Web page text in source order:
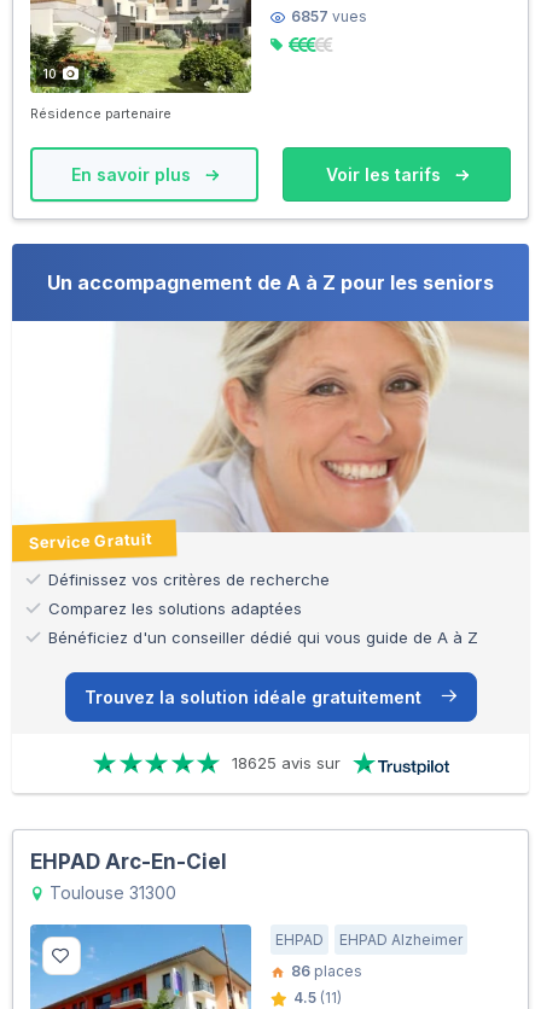
10
6857 vues
Résidence partenaire
En savoir plus Voir les tarifs
Un accompagnement de A à Z pour les seniors
Service Gratuit
Définissez vos critères de recherche
Comparez les solutions adaptées
Bénéficiez d'un conseiller dédié qui vous guide de A à Z
Trouvez la solution idéale gratuitement
18625 avis sur
EHPAD Arc-En-Ciel
Toulouse 31300
EHPAD
EHPAD Alzheimer
86 places
4.5 (11)